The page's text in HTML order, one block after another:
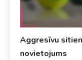
Aggresīvu
novietojums